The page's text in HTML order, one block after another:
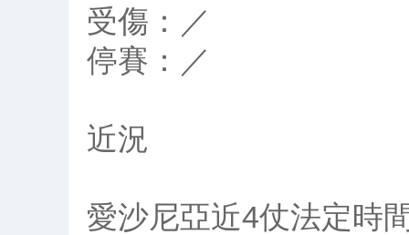
受傷：／
停賽：／
近況
愛沙尼亞近4仗法定時